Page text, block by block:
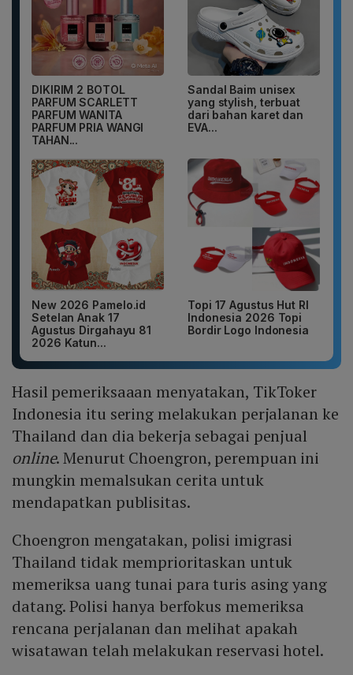
DIKIRIM 2 BOTOL
PARFUM SCARLETT
PARFUM WANITA
PARFUM PRIA WANGI
TAHAN...
Sandal Baim unisex
yang stylish, terbuat
dari bahan karet dan
EVA...
New 2026 Pamelo.id
Setelan Anak 17
Agustus Dirgahayu 81
2026 Katun...
Topi 17 Agustus Hut RI
Indonesia 2026 Topi
Bordir Logo Indonesia
Hasil pemeriksaaan menyatakan, TikToker
Indonesia itu sering melakukan perjalanan ke
Thailand dan dia bekerja sebagai penjual
online. Menurut Choengron, perempuan ini
mungkin memalsukan cerita untuk
mendapatkan publisitas.
Choengron mengatakan, polisi imigrasi
Thailand tidak memprioritaskan untuk
memeriksa uang tunai para turis asing yang
datang. Polisi hanya berfokus memeriksa
rencana perjalanan dan melihat apakah
wisatawan telah melakukan reservasi hotel.